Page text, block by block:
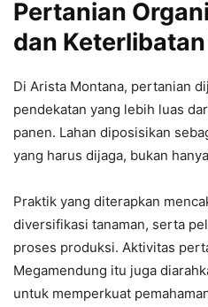
Pertanian
dan
Di Arista Montana, pertanian
pendekatan yang lebih luas
panen. Lahan diposisikan
yang harus dijaga, bukan
Praktik yang diterapkan
diversifikasi tanaman, serta
proses produksi. Aktivitas
Megamendung itu juga
untuk memperkuat